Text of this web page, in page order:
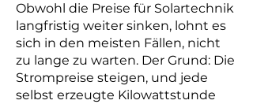
Obwohl die Preise für Solartechnik
langfristig weiter sinken, lohnt es
sich in den meisten Fällen, nicht
zu lange zu warten. Der Grund: Die
Strompreise steigen, und jede
selbst erzeugte Kilowattstunde